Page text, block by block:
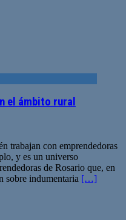
el ámbito rural
trabajan con emprendedoras
y es un universo
de Rosario que, en
sobre indumentaria […]